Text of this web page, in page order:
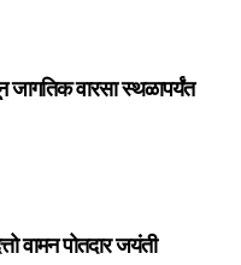
जागतिक वारसा स्थळापर्यंत
वामन पोतदार जयंती